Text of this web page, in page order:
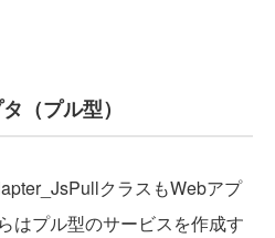
（プル型）
クラスもWebアプ
はプル型のサービスを作成す